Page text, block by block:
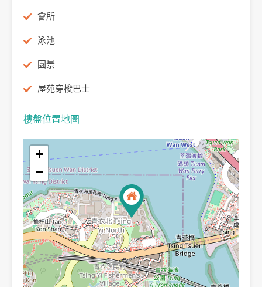
會所
泳池
園景
屋苑穿梭巴士
樓盤位置地圖
+
−